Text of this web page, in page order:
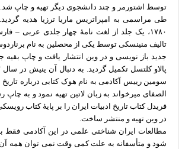
توسط اشتورمر و چند دانشجوی دیگر تهیه و چاپ
طی مراسمی به امپراتریس ماریا ترزیا هدیه
۱۷۸۰، یک جلد از لغت نامۀ چهار جلدی عربی –
تالیف منینسکی توسط یکی از محصلین به نام
جدید باز نویسی و در وین انتشار یافت و چاپ بقیه
سومین رییس آکادمی به نام هوک کتابی درباره
الصفای میرخواند به زبان لاتین تهیه نمود و به چاپ
فریدل کتاب تاریخ ادبیات ایران را بر پایۀ کتاب
در وین تهیه و منتشر ساخت.
مطالعات ایران شناختی علمی در این آکادمی فقط
شود و متأسفانه به علت کمی وقت نمی توان همه آن